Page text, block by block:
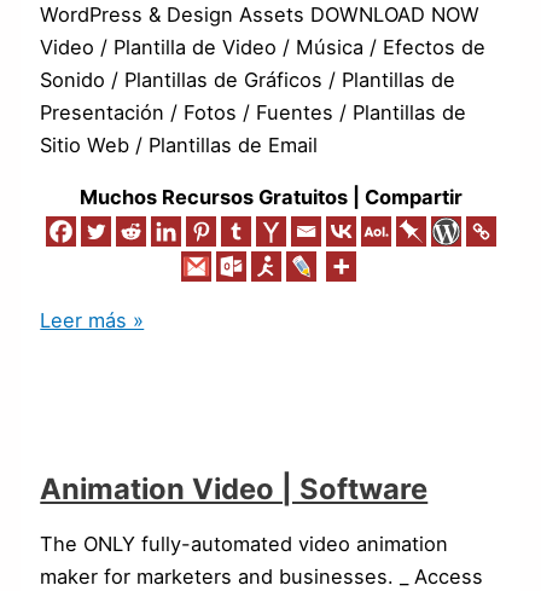
WordPress & Design Assets DOWNLOAD NOW
Video / Plantilla de Video / Música / Efectos de
Sonido / Plantillas de Gráficos / Plantillas de
Presentación / Fotos / Fuentes / Plantillas de
Sitio Web / Plantillas de Email
Muchos Recursos Gratuitos | Compartir
Leer más »
Animation Video | Software
The ONLY fully-automated video animation
maker for marketers and businesses. _ Access